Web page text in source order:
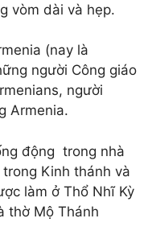
vòm dài và hẹp.
(nay là
người Công giáo
người
Armenia.
động trong nhà
Kinh thánh và
làm ở Thổ Nhĩ Kỳ
thờ Mộ Thánh